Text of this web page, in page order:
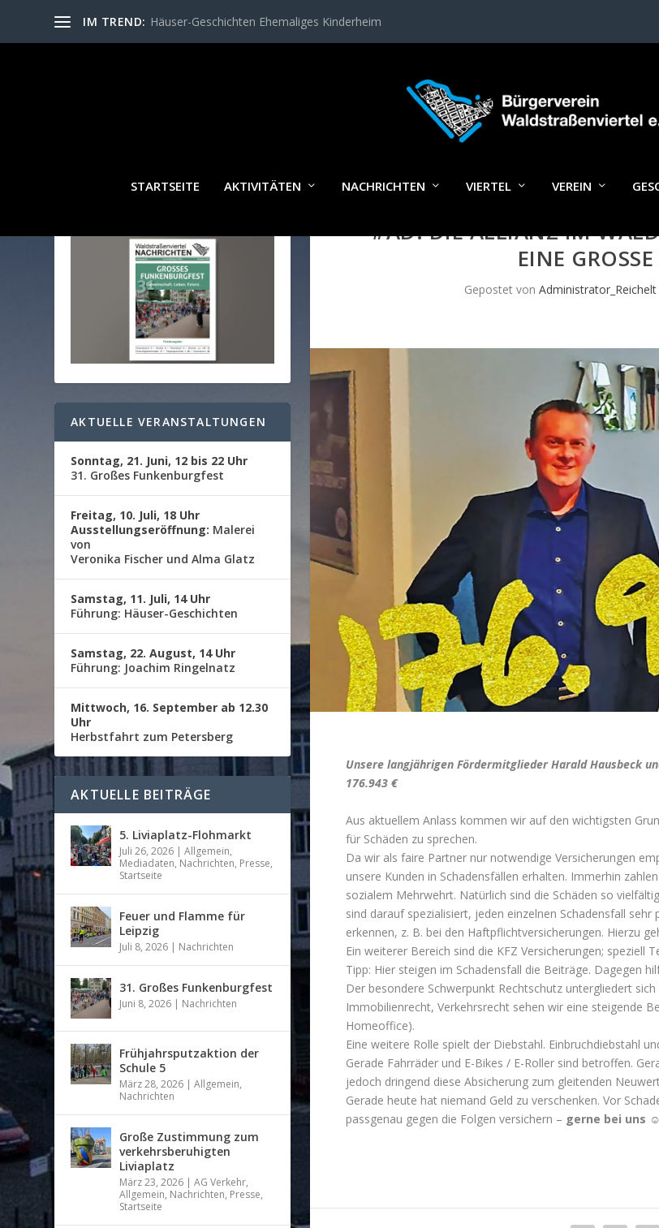
IM TREND: Häuser-Geschichten Ehemaliges Kinderheim
STARTSEITE AKTIVITÄTEN NACHRICHTEN VIERTEL VEREIN
#AD: DIE ALLIANZ IM
INE GROSSE
Gepostet vonAdministrator_Reichelt
Unsere langjährigenFördermitgliederHarald Hausbeck
176.943 €
Aus aktuellem Anlass kommen wir auf den wichtigsten
für Schäden zu sprechen.
Da wir als faire Partner nur notwendige Versicherungen
unsere Kunden in Schadensfällen erhalten. Immerhin
sozialem Mehrwehrt. Natürlich sind die Schäden so
sind darauf spezialisiert, jeden einzelnen Schadensfall
erkennen, z. B. bei den Haftpflichtversicherungen. Hierzu
Ein weiterer Bereich sind die KFZ Versicherungen; speziell
Tipp: Hier steigen im Schadensfall die Beiträge. Dagegen
Der besondere Schwerpunkt Rechtschutz untergliedert
Immobilienrecht, Verkehrsrecht sehen wir eine steigende
Homeoffice).
Eine weitere Rolle spielt der Diebstahl. Einbruchdiebstahl
Gerade Fahrräder und E-Bikes / E-Roller sind betroffen.
jedoch dringend diese Absicherung zum gleitenden
Gerade heute hat niemand Geld zu verschenken. Vor
passgenau gegen die Folgen versichern – gerne bei uns ☺
WALDSTRASSENVIERTEL N
AKTUELLE VERANSTALTUNGEN
Sonntag, 21. Juni, 12 bis 22 Uhr
31. Großes Funkenburgfest
Freitag, 10. Juli, 18 Uhr
Ausstellungseröffnung: Malerei
von
Veronika Fischer und Alma Glatz
Samstag, 11. Juli, 14 Uhr
Führung: Häuser-Geschichten
Samstag, 22. August, 14 Uhr
Führung: Joachim Ringelnatz
Mittwoch, 16. September ab 12.30
Uhr
Herbstfahrt zum Petersberg
AKTUELLE BEITRÄGE
5. Liviaplatz-Flohmarkt
Juli 26, 2026 |Allgemein,
Mediadaten, Nachrichten, Presse,
Startseite
Feuer und Flamme für
Leipzig
Juli 8, 2026 | Nachrichten
31. Großes Funkenburgfest
Juni 8, 2026 | Nachrichten
Frühjahrsputzaktion der
Schule 5
März 28, 2026 |Allgemein,
Nachrichten
Große Zustimmung zum
verkehrsberuhigten
Liviaplatz
März 23, 2026 |AG Verkehr,
Allgemein, Nachrichten, Presse,
Startseite